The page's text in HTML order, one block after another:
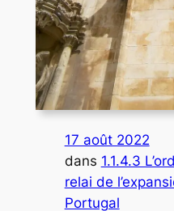
17 août 2022
dans 1.1.4.3
relai de
Portugal